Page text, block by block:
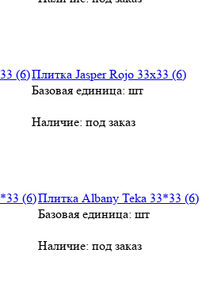
Плитка Jasper Rojo 33х33 (6)
Базовая единица: шт
Наличие: под заказ
Плитка Albany Teka 33*33 (6)
Базовая единица: шт
Наличие: под заказ